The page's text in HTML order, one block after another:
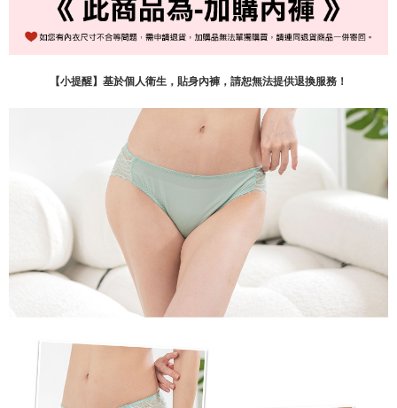
NT$999 atau lebih
【小提醒】基於個人衛生，貼身內褲，請恕無法提供退換服務！